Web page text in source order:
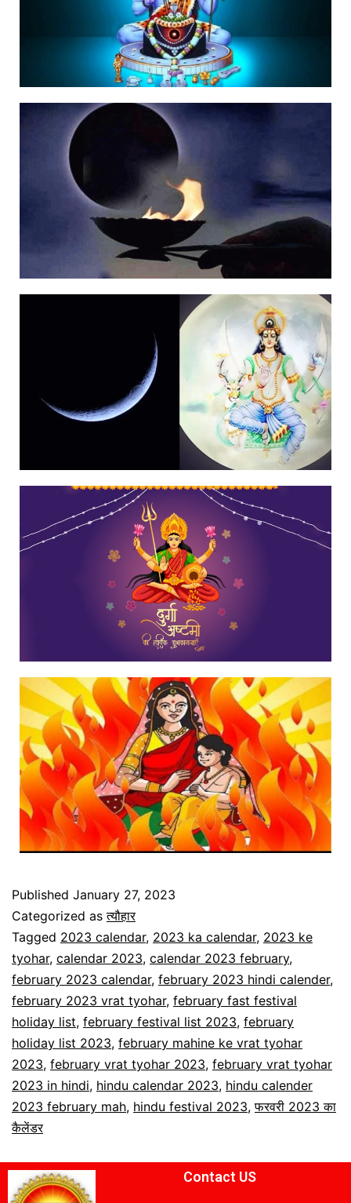
Published January 27, 2023
Categorized asत्यौहार
Tagged 2023 calendar, 2023 ka calendar, 2023 ke
tyohar, calendar 2023, calendar 2023 february,
february 2023 calendar, february 2023 hindi calender,
february 2023 vrat tyohar, february fast festival
holiday list, february festival list 2023, february
holiday list 2023, february mahine ke vrat tyohar
2023, february vrat tyohar 2023, february vrat tyohar
2023 in hindi, hindu calendar 2023, hindu calender
2023 february mah, hindu festival 2023,फरवरी 2023 का
कैलेंडर
Contact US